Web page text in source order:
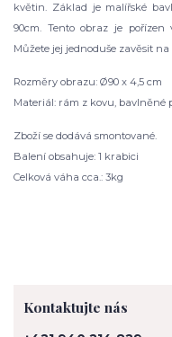
květin. Základ je malířské
90cm. Tento obraz je
Můžete jej jednoduše zavěsit na
Rozměry obrazu: Ø90 x 4,5 cm
Materiál: rám z kovu, bavlněné
Zboží se dodává smontované.
Balení obsahuje: 1 krabici
Celková váha cca.: 3kg
Kontaktujte nás